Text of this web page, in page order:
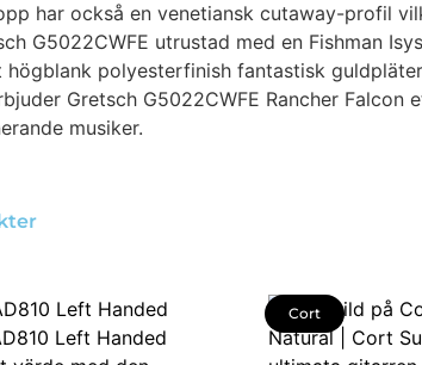
har också en venetiansk cutaway-profil
G5022CWFE utrustad med en Fishman
polyesterfinish fantastisk
Gretsch G5022CWFE Rancher
musiker.
Cort